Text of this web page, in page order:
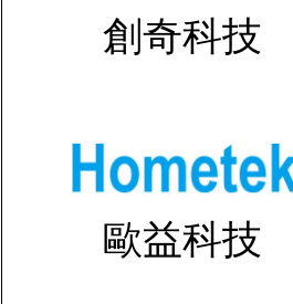
創奇科技
歐益科技